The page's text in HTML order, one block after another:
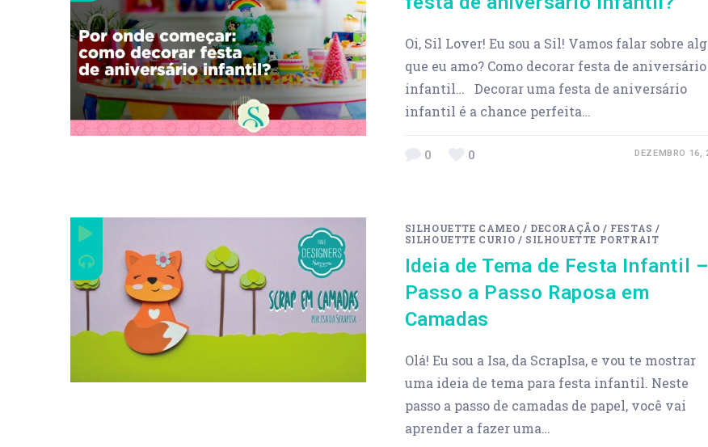
Oi, Sil Lover! Eu sou a Sil! Vamos falar sobre
que eu amo? Como decorar festa de aniversário
infantil… Decorar uma festa de aniversário
infantil é a chance perfeita…
0 0 DEZEMBRO 16,
SILHOUETTE CAMEO / DECORAÇÃO / FESTAS /
SILHOUETTE CURIO / SILHOUETTE PORTRAIT
Ideia de Tema de Festa Infantil –
Passo a Passo Raposa em
Camadas
Olá! Eu sou a Isa, da ScrapIsa, e vou te mostrar
uma ideia de tema para festa infantil. Neste
passo a passo de camadas de papel, você vai
aprender a fazer uma…